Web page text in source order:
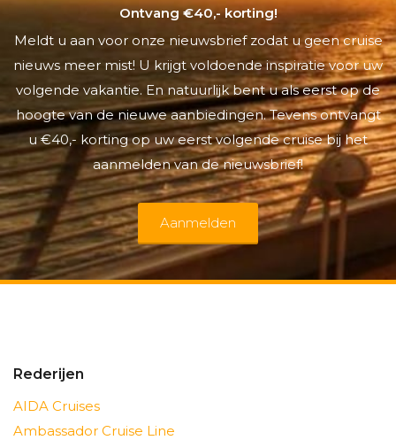
Ontvang €40,- korting!
Meldt u aan voor onze nieuwsbrief zodat u geen cruise
nieuws meer mist! U krijgt voldoende inspiratie voor uw
volgende vakantie. En natuurlijk bent u als eerst op de
hoogte van de nieuwe aanbiedingen. Tevens ontvangt
u €40,- korting op uw eerst volgende cruise bij het
aanmelden van de nieuwsbrief!
Aanmelden
Rederijen
AIDA Cruises
Ambassador Cruise Line